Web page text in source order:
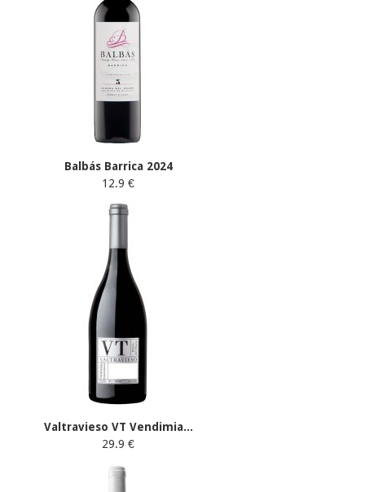
Balbás Barrica 2024
12.9 €
Valtravieso VT Vendimia...
29.9 €